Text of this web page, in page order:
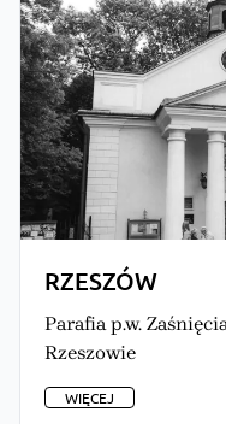
RZESZÓW
Parafia p.w.
Rzeszowie
WIĘCEJ